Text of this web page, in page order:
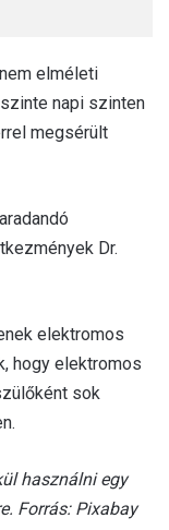
elméleti
napi szinten
megsérült
Dr.
elektromos
hogy elektromos
sok
használni egy
Forrás: Pixabay